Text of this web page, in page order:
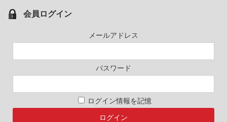
会員ログイン
メールアドレス
パスワード
ログイン情報を記憶